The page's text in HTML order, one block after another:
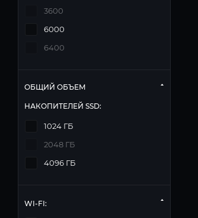
3600
6000
6400
ОБЩИЙ ОБЪЕМ
НАКОПИТЕЛЕЙ SSD:
1024 ГБ
2048 ГБ
4096 ГБ
WI-FI: